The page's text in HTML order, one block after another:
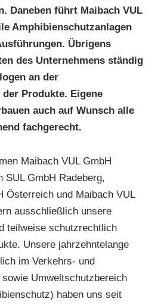
Daneben führt Maibach VUL
Amphibienschutzanlagen
Übrigens
des Unternehmens ständig
an der
Produkte. Eigene
auch auf Wunsch alle
fachgerecht.
Maibach VUL GmbH
SUL GmbH Radeberg,
Österreich und Maibach VUL
ausschließlich unsere
teilweise schutzrechtlich
Unsere jahrzehntelange
im Verkehrs- und
Umweltschutzbereich
haben uns seit